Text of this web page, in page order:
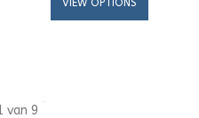
VIEW OPTIONS
van 9